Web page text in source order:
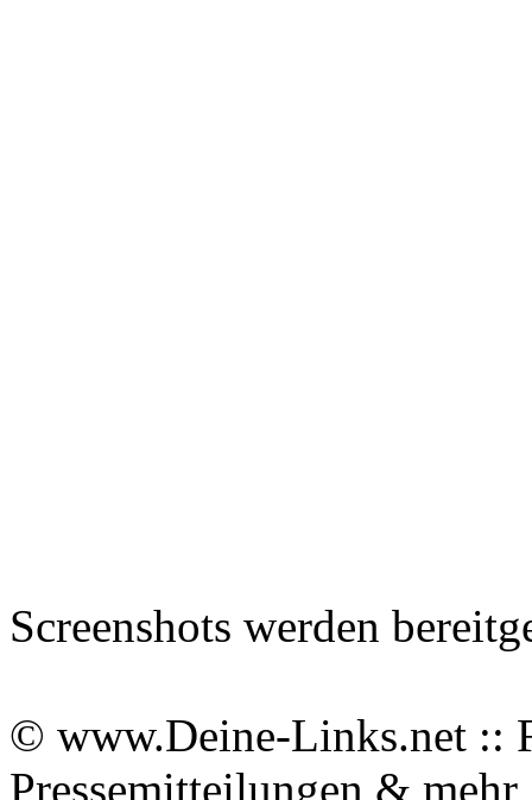
Screenshots werden
© www.Deine-Links.net ::
Pressemitteilungen &